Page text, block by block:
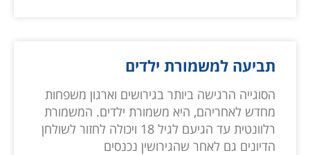
תביעה למשמורת ילדים
הסוגייה הרגישה ביותר בגירושים וארגון משפחות
מחדש לאחריהם, היא משמורת ילדים. המשמורת
רלוונטית עד הגיעם לגיל 18 ויכולה לחזור לשולחן
הדיונים גם לאחר שהגירושין נכנסים